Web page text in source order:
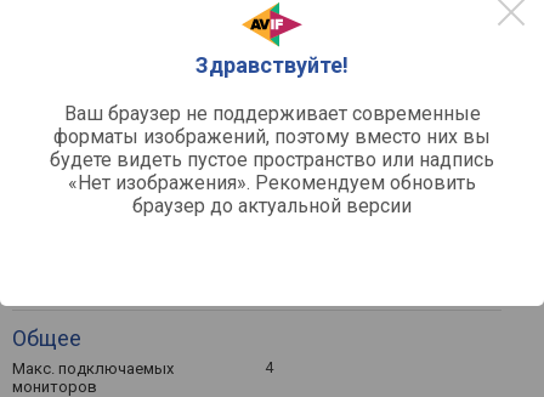
Здравствуйте!
Ваш браузер не поддерживает современные
форматы изображений, поэтому вместо них вы
будете видеть пустое пространство или надпись
«Нет изображения». Рекомендуем обновить
браузер до актуальной версии
Подключение PCI-E v4.0 / x8 /
Разъемы подключения
1 шт
Общее
Макс. подключаемых
мониторов
4